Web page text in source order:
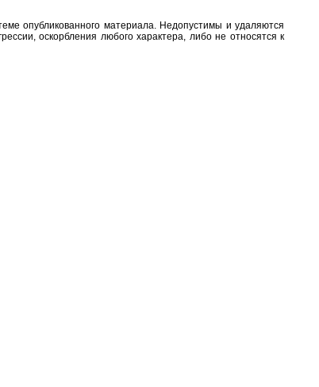
опубликованного материала. Недопустимы и удаляются
оскорбления любого характера, либо не относятся к